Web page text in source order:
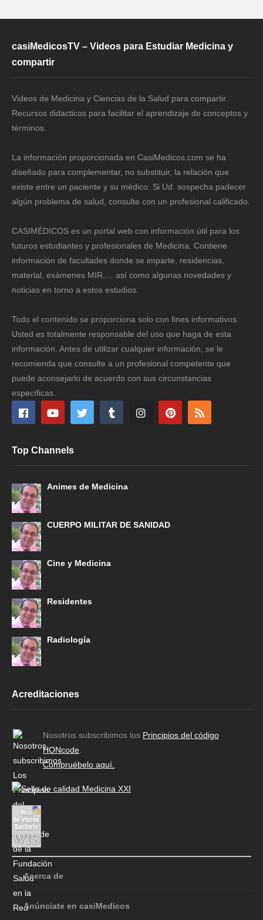
casiMedicosTV – Videos para Estudiar Medicina y
compartir
Videos de Medicina y Ciencias de la Salud para compartir.
Recursos didacticos para facilitar el aprendizaje de conceptos y
términos.
La información proporcionada en CasiMedicos.com se ha
diseñado para complementar, no substituir, la relación que
existe entre un paciente y su médico. Si Ud. sospecha padecer
algún problema de salud, consulte con un profesional calificado.
CASIMÉDICOS es un portal web con información útil para los
futuros estudiantes y profesionales de Medicina. Contiene
información de facultades donde se imparte, residencias,
material, exámenes MIR,… así como algunas novedades y
noticias en torno a estos estudios.
Todo el contenido se proporciona solo con fines informativos.
Usted es totalmente responsable del uso que haga de esta
información. Antes de utilizar cualquier información, se le
recomienda que consulte a un profesional competente que
puede aconsejarlo de acuerdo con sus circunstancias
específicas.
Top Channels
Animes de Medicina
CUERPO MILITAR DE SANIDAD
Cine y Medicina
Residentes
Radiología
Acreditaciones
Nosotros subscribimos los Principios del código
HONcode.
Compruébelo aquí.
Acerca de
Anúnciate en casiMedicos